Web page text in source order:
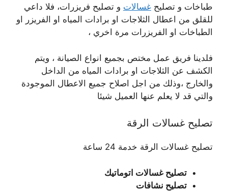
طباخات و تصليح غسالات و تصليح فريزرات، فلا داعي
للقلق من اعطال الثلاجات او برادات المياه او الفريزر او
الطباخات او الفريزرات مرة اخري ،
فلدينا فريق عمل مختص بجميع انواع الصيانة ، ويتم
الكشف عن الثلاجات او برادات المياه من الداخل
والخارج ،وذلك من اجل اصلاح جميع الاعطال الموجودة
والتي قد لا يعلم عنها العميل شيئا
تصليح غسالات الرقة
تصليح غسالات الرقة خدمة 24 ساعة
تصليح غسالات اتوماتيك
تصليح نشافات